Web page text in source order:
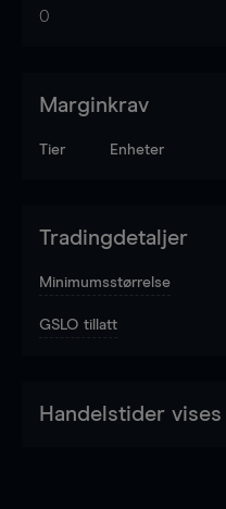
0
Marginkrav
Tier Enheter
Tradingdetaljer
Minimumsstørrelse
GSLO tillatt
Handelstider